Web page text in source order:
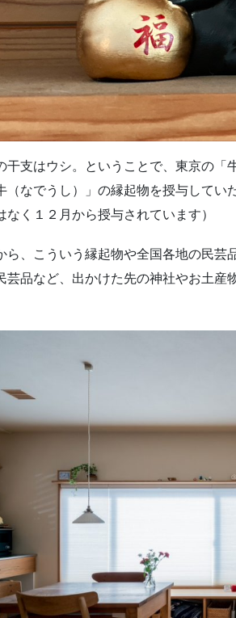
干支はウシ。ということで、東京の「
（なでうし）」の縁起物を授与して
なく１２月から授与されています）
ら、こういう縁起物や全国各地の民
芸品など、出かけた先の神社やお土産